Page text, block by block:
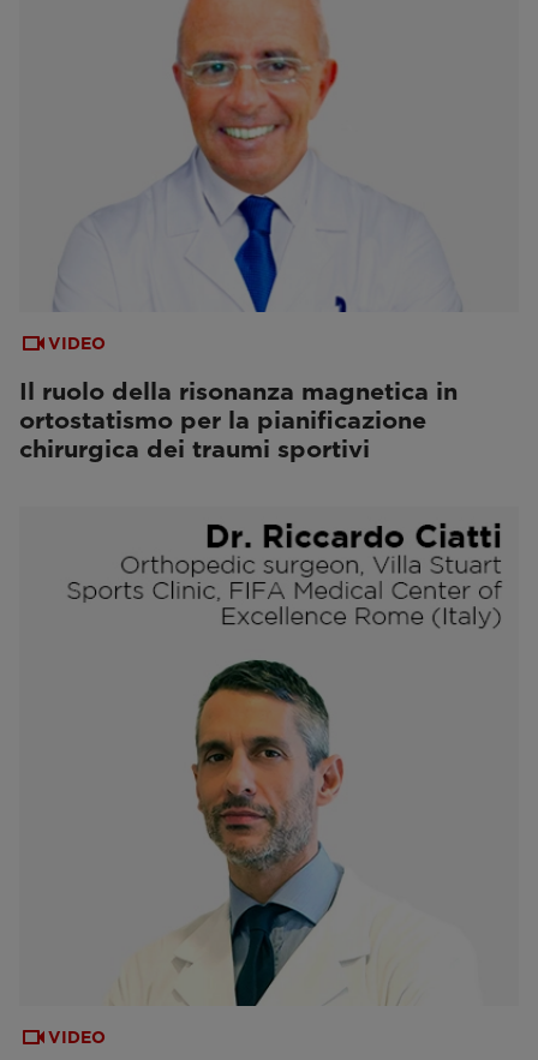
VIDEO
Il ruolo della risonanza magnetica in
ortostatismo per la pianificazione
chirurgica dei traumi sportivi
VIDEO